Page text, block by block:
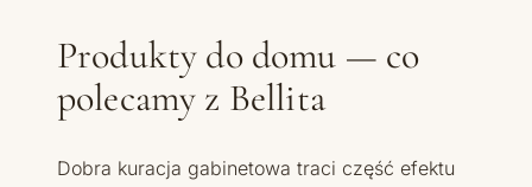
Produkty do domu — co
polecamy z Bellita
Dobra kuracja gabinetowa traci część efektu